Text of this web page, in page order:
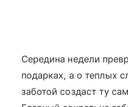
Середина недели
подарках, а о теплых
заботой создаст ту